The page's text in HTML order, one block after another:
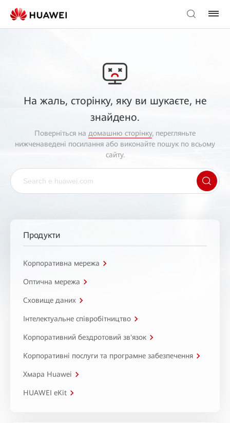
На жаль, сторінку, яку ви шукаєте, не
знайдено.
Поверніться на домашню сторінку, перегляньте
нижченаведені посилання або виконайте пошук по всьому
сайту.
Продукти
Корпоративна мережа
Оптична мережа
Сховище даних
Інтелектуальне співробітництво
Корпоративний бездротовий зв'язок
Корпоративні послуги та програмне забезпечення
Хмара Huawei
HUAWEI eKit